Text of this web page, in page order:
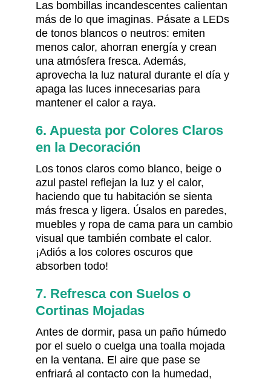
Las bombillas incandescentes calientan
más de lo que imaginas. Pásate a LEDs
de tonos blancos o neutros: emiten
menos calor, ahorran energía y crean
una atmósfera fresca. Además,
aprovecha la luz natural durante el día y
apaga las luces innecesarias para
mantener el calor a raya.
6. Apuesta por Colores Claros
en la Decoración
Los tonos claros como blanco, beige o
azul pastel reflejan la luz y el calor,
haciendo que tu habitación se sienta
más fresca y ligera. Úsalos en paredes,
muebles y ropa de cama para un cambio
visual que también combate el calor.
¡Adiós a los colores oscuros que
absorben todo!
7. Refresca con Suelos o
Cortinas Mojadas
Antes de dormir, pasa un paño húmedo
por el suelo o cuelga una toalla mojada
en la ventana. El aire que pase se
enfriará al contacto con la humedad,